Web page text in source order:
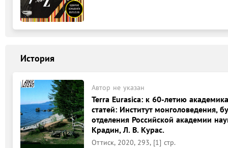
История
Автор не указан
Terra Eurasica: к 60-летию
статей: Институт монголоведения,
отделения Российской академии
Крадин, Л. В. Курас.
Оттиск, 2020, 293, [1] стр.